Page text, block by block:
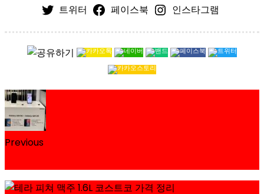
트위터 페이스북 인스타그램
Previous